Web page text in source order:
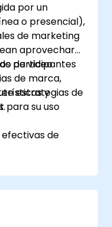
por un
o presencial),
de marketing
aprovechar
de video
de marca,
estrategias de
participantes
y
para su uso
de
y mejorar